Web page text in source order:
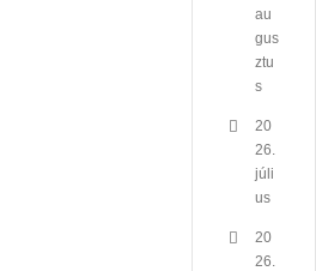
au
gus
ztu
s
20
26.
júli
us
20
26.